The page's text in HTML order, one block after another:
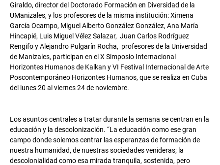
Giraldo, director del Doctorado Formación en Diversidad de la
UManizales, y los profesores de la misma institución: Ximena
García Ocampo, Miguel Alberto González González, Ana María
Hincapié, Luis Miguel Vélez Salazar, Juan Carlos Rodríguez
Rengifo y Alejandro Pulgarín Rocha, profesores de la Universidad
de Manizales, participan en el X Simposio Internacional
Horizontes Humanos de Kalkan y VI Festival Internacional de Arte
Poscontemporáneo Horizontes Humanos, que se realiza en Cuba
del lunes 20 al viernes 24 de noviembre.
Los asuntos centrales a tratar durante la semana se centran en la
educación y la descolonización. “La educación como ese gran
campo donde solemos centrar las esperanzas de formación de
nuestra humanidad, de nuestras sociedades venideras; la
descolonialidad como esa mirada tranquila, sostenida, pero